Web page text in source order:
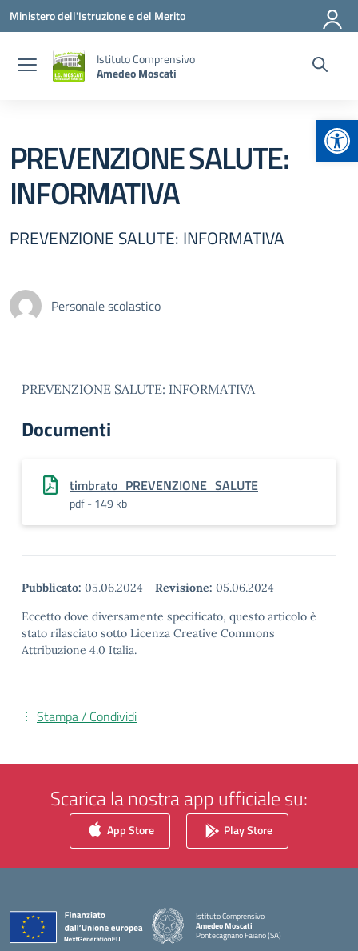
Vai ai contenuti
Vai al menu di navigazione
Vai al footer
Ministero dell'Istruzione e del Merito
Istituto Comprensivo
Amedeo Moscati
PREVENZIONE SALUTE:
INFORMATIVA
PREVENZIONE SALUTE: INFORMATIVA
Personale scolastico
PREVENZIONE SALUTE: INFORMATIVA
Documenti
timbrato_PREVENZIONE_SALUTE
pdf - 149 kb
Pubblicato: 05.06.2024 - Revisione: 05.06.2024
Eccetto dove diversamente specificato, questo articolo è
stato rilasciato sotto Licenza Creative Commons
Attribuzione 4.0 Italia.
Stampa / Condividi
Scarica la nostra app ufficiale su:
App Store Play Store
Istituto Comprensivo
Amedeo Moscati
Pontecagnano Faiano (SA)
— Visita la pagina iniziale della scuola